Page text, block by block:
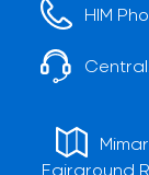
HIM
Fairground